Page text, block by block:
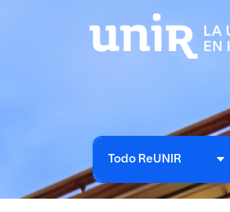
Todo ReUNIR